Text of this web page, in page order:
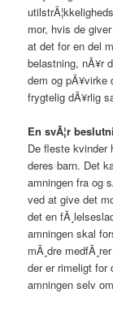
mor, hvis de
at det for en del
belastning, nÃ¥r
dem og pÃ¥virke
frygtelig dÃ¥rlig
En svÃ¦r
De fleste kvinder
deres barn. Det
amningen fra og
ved at give det
det en
amningen skal
mÃ¸dre
der er rimeligt for
amningen selv